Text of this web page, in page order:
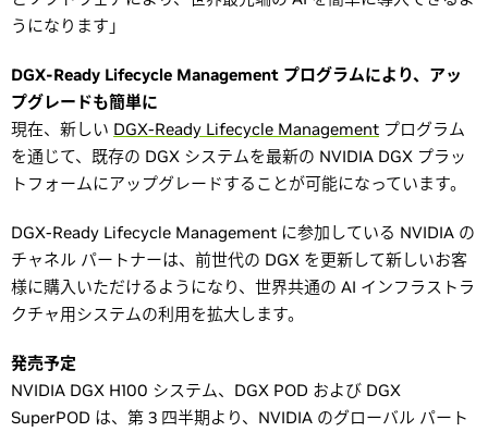
うになります」
DGX-Ready Lifecycle Management プログラムにより、アッ
プグレードも簡単に
現在、新しい DGX-Ready Lifecycle Management プログラム
を通じて、既存の DGX システムを最新の NVIDIA DGX プラッ
トフォームにアップグレードすることが可能になっています。
DGX-Ready Lifecycle Management に参加している NVIDIA の
チャネル パートナーは、前世代の DGX を更新して新しいお客
様に購入いただけるようになり、世界共通の AI インフラストラ
クチャ用システムの利用を拡大します。
発売予定
NVIDIA DGX H100 システム、DGX POD および DGX
SuperPOD は、第 3 四半期より、NVIDIA のグローバル パート